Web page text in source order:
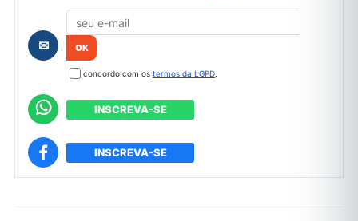
✉
concordo com os termos da LGPD.
INSCREVA-SE
INSCREVA-SE